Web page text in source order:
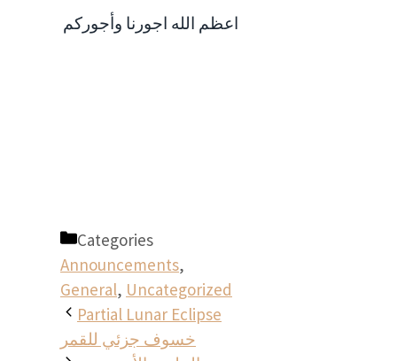
اعظم الله اجورنا وأجوركم
Categories
Announcements,
General, Uncategorized
Partial Lunar Eclipse
خسوف جزئي للقمر